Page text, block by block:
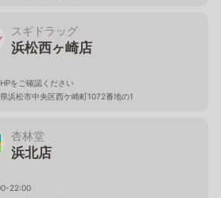
スギドラッグ
浜松西ヶ崎店
をご確認ください
浜松市中央区西ケ崎町1072番地の1
杏林堂
浜北店
22:00